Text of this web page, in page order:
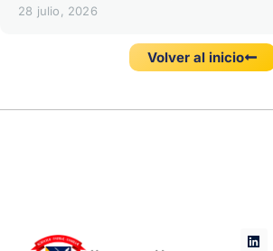
28 julio, 2026
Volver al inicio